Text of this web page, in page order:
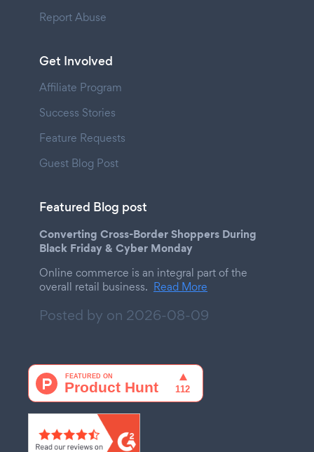
Report Abuse
Get Involved
Affiliate Program
Success Stories
Feature Requests
Guest Blog Post
Featured Blog post
Converting Cross-Border Shoppers During
Black Friday & Cyber Monday
Online commerce is an integral part of the
overall retail business. Read More
Posted by on 2026-08-09